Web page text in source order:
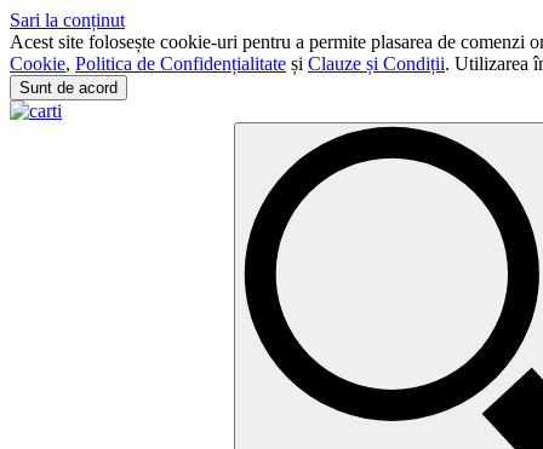
Sari la conținut
Acest site folosește cookie-uri pentru a permite plasarea de
Cookie, Politica de Confidențialitate și Clauze și Condiții. Utilizarea
Sunt de acord